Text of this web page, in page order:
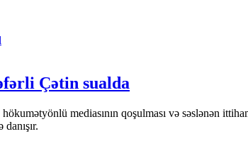
Çətin sualda
mediasının qoşulması və səslənən